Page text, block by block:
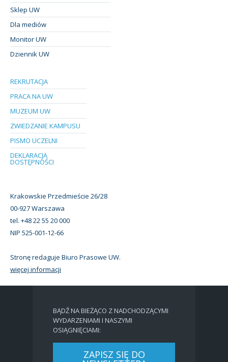
Sklep UW
Dla mediów
Monitor UW
Dziennik UW
REKRUTACJA
PRACA NA UW
MUZEUM UW
ZWIEDZANIE KAMPUSU
PISMO UCZELNI
DEKLARACJA
DOSTĘPNOŚCI
Krakowskie Przedmieście 26/28
00-927 Warszawa
tel. +48 22 55 20 000
NIP 525-001-12-66
Stronę redaguje Biuro Prasowe UW.
więcej informacji
BĄDŹ NA BIEŻĄCO Z NADCHODZĄCYMI
WYDARZENIAMI I NASZYMI
OSIĄGNIĘCIAMI:
ZAPISZ SIĘ DO